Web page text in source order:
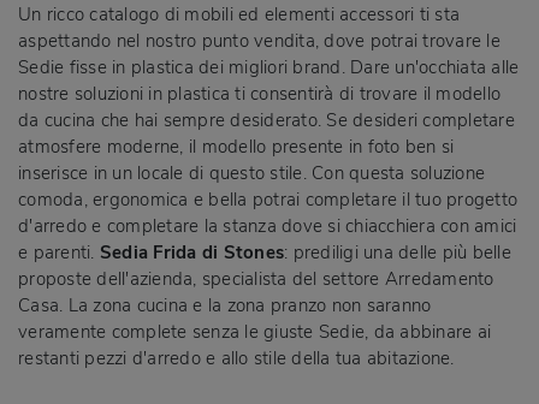
Un ricco catalogo di mobili ed elementi accessori ti sta
aspettando nel nostro punto vendita, dove potrai trovare le
Sedie fisse in plastica dei migliori brand. Dare un'occhiata alle
nostre soluzioni in plastica ti consentirà di trovare il modello
da cucina che hai sempre desiderato. Se desideri completare
atmosfere moderne, il modello presente in foto ben si
inserisce in un locale di questo stile. Con questa soluzione
comoda, ergonomica e bella potrai completare il tuo progetto
d'arredo e completare la stanza dove si chiacchiera con amici
e parenti. Sedia Frida di Stones: prediligi una delle più belle
proposte dell'azienda, specialista del settore Arredamento
Casa. La zona cucina e la zona pranzo non saranno
veramente complete senza le giuste Sedie, da abbinare ai
restanti pezzi d'arredo e allo stile della tua abitazione.